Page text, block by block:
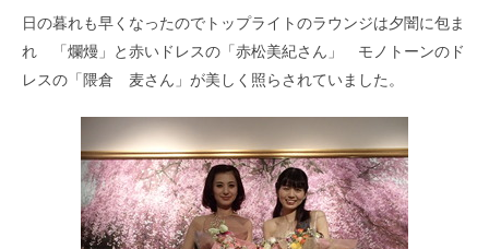
日の暮れも早くなったのでトップライトのラウンジは夕闇に包ま
れ 「爛熳」と赤いドレスの「赤松美紀さん」 モノトーンのド
レスの「隈倉 麦さん」が美しく照らされていました。